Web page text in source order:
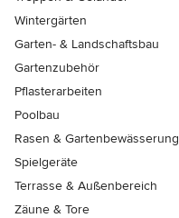
Wintergärten
Garten- & Landschaftsbau
Gartenzubehör
Pflasterarbeiten
Poolbau
Rasen & Gartenbewässerung
Spielgeräte
Terrasse & Außenbereich
Zäune & Tore